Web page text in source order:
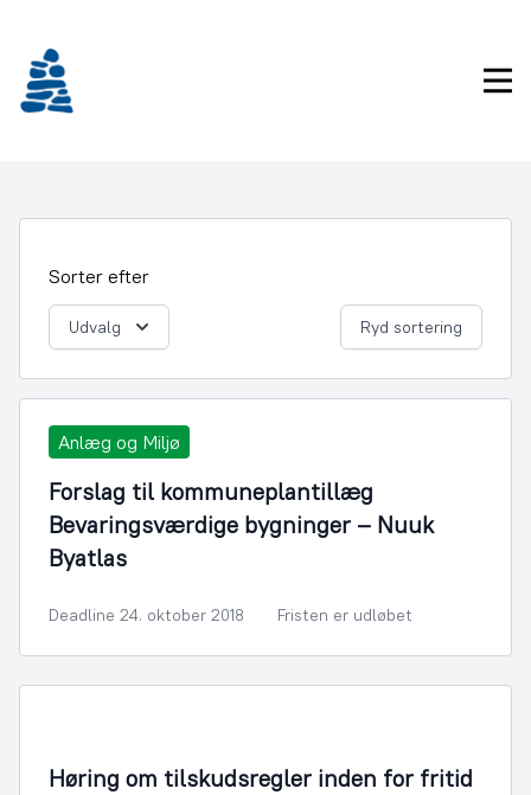
indhold
Sorter efter
Udvalg Ryd sortering
Anlæg og Miljø
Forslag til kommuneplantillæg
Bevaringsværdige bygninger – Nuuk
Byatlas
Deadline 24. oktober 2018 Fristen er udløbet
Høring om tilskudsregler inden for fritid